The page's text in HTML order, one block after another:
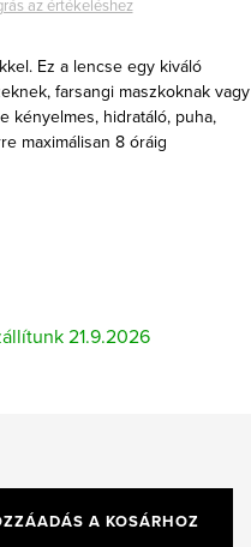
az értékeléshez
Ez a lencse egy kiváló
farsangi maszkoknak vagy
kényelmes, hidratáló, puha,
maximálisan 8 óráig
21.9.2026
A KOSÁRHOZ